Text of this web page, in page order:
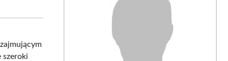
szeroki